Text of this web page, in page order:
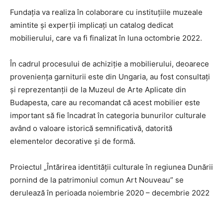
Fundația va realiza în colaborare cu instituțiile muzeale
amintite și experții implicați un catalog dedicat
mobilierului, care va fi finalizat în luna octombrie 2022.
În cadrul procesului de achiziție a mobilierului, deoarece
proveniența garniturii este din Ungaria, au fost consultați
și reprezentanții de la Muzeul de Arte Aplicate din
Budapesta, care au recomandat că acest mobilier este
important să fie încadrat în categoria bunurilor culturale
având o valoare istorică semnificativă, datorită
elementelor decorative și de formă.
Proiectul „Întărirea identității culturale în regiunea Dunării
pornind de la patrimoniul comun Art Nouveau” se
derulează în perioada noiembrie 2020 – decembrie 2022